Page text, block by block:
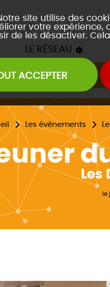
site utilise des
votre expérience,
de les désactiver.
ACCEPTER
LE RÉSEAU
Les mâchons du
Les event's "À la
Les évènements
le